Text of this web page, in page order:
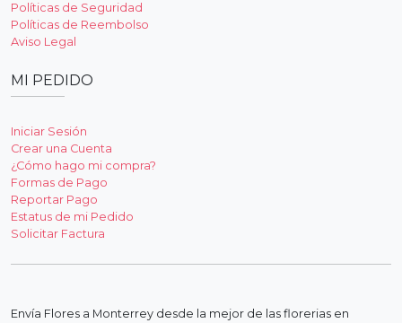
Políticas de Seguridad
Políticas de Reembolso
Aviso Legal
MI PEDIDO
Iniciar Sesión
Crear una Cuenta
¿Cómo hago mi compra?
Formas de Pago
Reportar Pago
Estatus de mi Pedido
Solicitar Factura
Envía Flores a Monterrey desde la mejor de las florerias en